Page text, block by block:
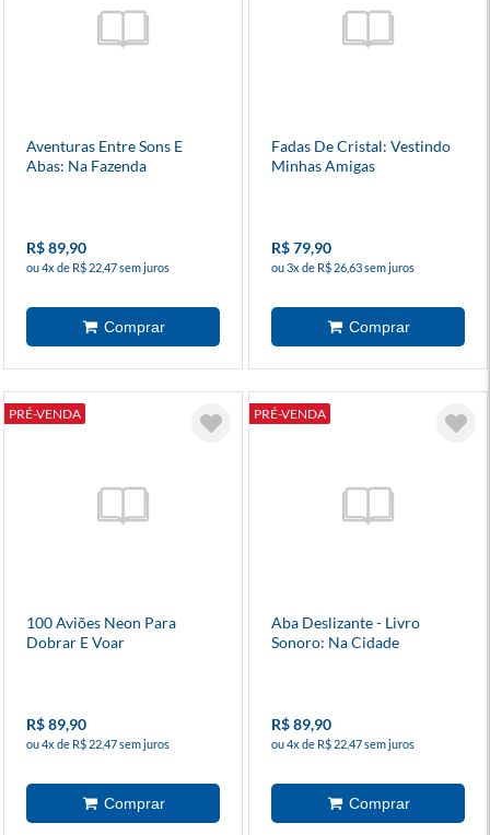
Aventuras Entre Sons E
Abas: Na Fazenda
R$ 89,90
ou 4x de R$ 22,47 sem juros
Fadas De Cristal: Vestindo
Minhas Amigas
R$ 79,90
ou 3x de R$ 26,63 sem juros
PRÉ-VENDA
100 Aviões Neon Para
Dobrar E Voar
R$ 89,90
ou 4x de R$ 22,47 sem juros
PRÉ-VENDA
Aba Deslizante - Livro
Sonoro: Na Cidade
R$ 89,90
ou 4x de R$ 22,47 sem juros